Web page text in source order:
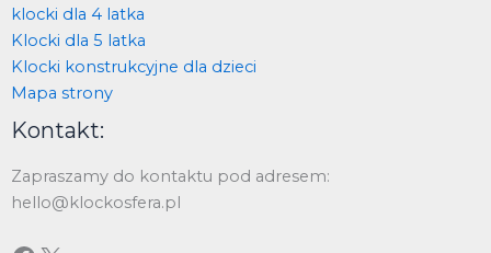
klocki dla 4 latka
Klocki dla 5 latka
Klocki konstrukcyjne dla dzieci
Mapa strony
Kontakt:
Zapraszamy do kontaktu pod adresem:
hello@klockosfera.pl